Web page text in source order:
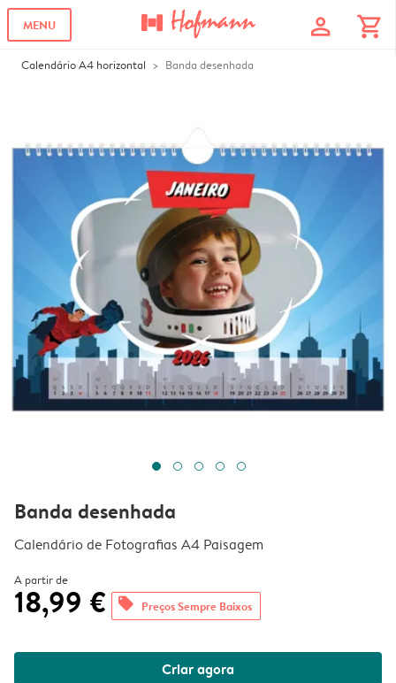
MENU profile shopping_cart
Calendário A4 horizontal Banda desenhada
Banda desenhada
Calendário de Fotografias A4 Paisagem
A partir de
18,99 € offers Preços Sempre Baixos
Criar agora